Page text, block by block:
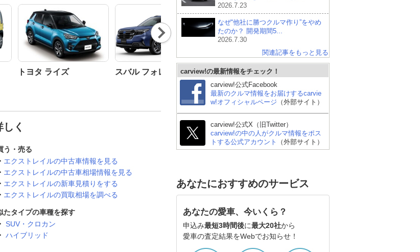
トヨタ ライズ スバル フォレスター
トヨタ ハリアーハイブ
リッド
Nex
t
く
う・売る
エクストレイルの中古車情報を見る
エクストレイルの中古車相場情報を見る
エクストレイルの新車見積りをする
エクストレイルの買取相場を調べる
たタイプの車種を探す
SUV・クロカン
ハイブリッド
2026.7.23
なぜ“他社に勝つクルマ作り”をやめ
たのか？ 開発期間5...
2026.7.30
関連記事をもっと見る
carview!の最新情報をチェック！
carview!公式Facebook
最新のクルマ情報をお届けするcarvie
w!オフィシャルページ （外部サイト）
carview!公式X（旧Twitter）
carview!の中の人がクルマ情報をポス
トする公式アカウント
（外部サイト）
あなたにおすすめのサービス
あなたの愛車、今いくら？
申込み最短3時間後に最大20社から
愛車の査定結果をWebでお知らせ！